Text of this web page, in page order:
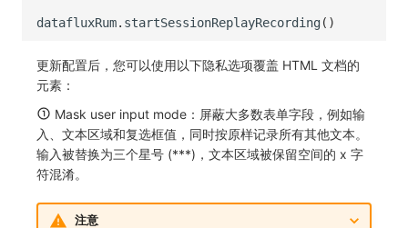
datafluxRum. startSessionReplayRecording()
更新配置后，您可以使用以下隐私选项覆盖 HTML 文档的
元素：
Mask user input mode：屏蔽大多数表单字段，例如输
入、文本区域和复选框值，同时按原样记录所有其他文本。
输入被替换为三个星号 (***)，文本区域被保留空间的 x 字
符混淆。
注意